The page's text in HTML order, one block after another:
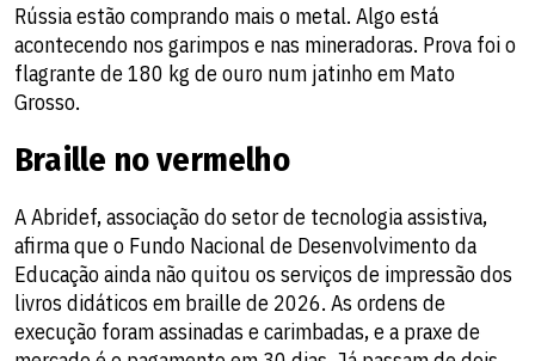
Rússia estão comprando mais o metal. Algo está
acontecendo nos garimpos e nas mineradoras. Prova foi o
flagrante de 180 kg de ouro num jatinho em Mato
Grosso.
Braille no vermelho
A Abridef, associação do setor de tecnologia assistiva,
afirma que o Fundo Nacional de Desenvolvimento da
Educação ainda não quitou os serviços de impressão dos
livros didáticos em braille de 2026. As ordens de
execução foram assinadas e carimbadas, e a praxe de